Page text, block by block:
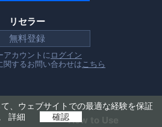
、ウェブサイトでの最適な経験を保証
詳細 確認
リセラー
無料登録
アカウントに ログイン
関するお問い合わせは こちら
How to Use